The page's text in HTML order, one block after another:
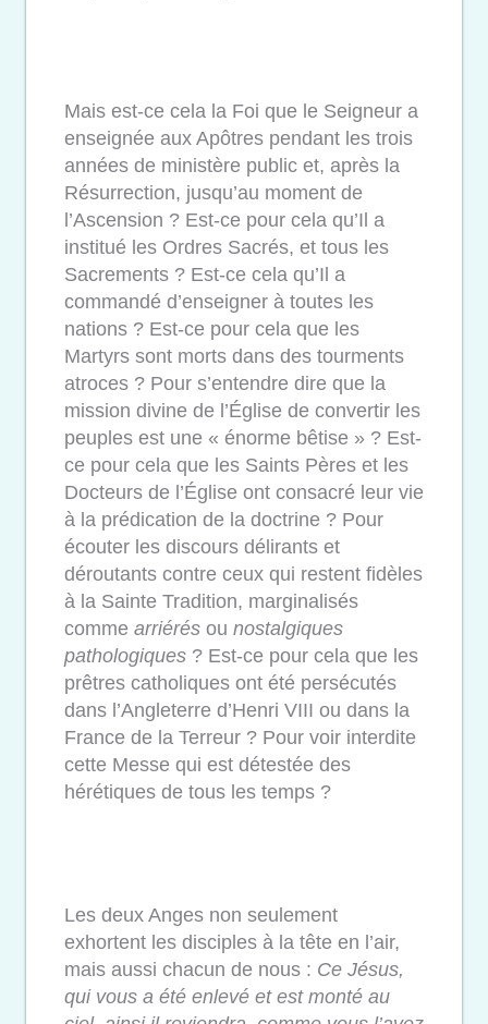
Mais est-ce cela la Foi que le Seigneur a
enseignée aux Apôtres pendant les trois
années de ministère public et, après la
Résurrection, jusqu’au moment de
l’Ascension ? Est-ce pour cela qu’Il a
institué les Ordres Sacrés, et tous les
Sacrements ? Est-ce cela qu’Il a
commandé d’enseigner à toutes les
nations ? Est-ce pour cela que les
Martyrs sont morts dans des tourments
atroces ? Pour s’entendre dire que la
mission divine de l’Église de convertir les
peuples est une « énorme bêtise » ? Est-
ce pour cela que les Saints Pères et les
Docteurs de l’Église ont consacré leur vie
à la prédication de la doctrine ? Pour
écouter les discours délirants et
déroutants contre ceux qui restent fidèles
à la Sainte Tradition, marginalisés
comme arriérés ou nostalgiques
pathologiques ? Est-ce pour cela que les
prêtres catholiques ont été persécutés
dans l’Angleterre d’Henri VIII ou dans la
France de la Terreur ? Pour voir interdite
cette Messe qui est détestée des
hérétiques de tous les temps ?
Les deux Anges non seulement
exhortent les disciples à la tête en l’air,
mais aussi chacun de nous : Ce Jésus,
qui vous a été enlevé et est monté au